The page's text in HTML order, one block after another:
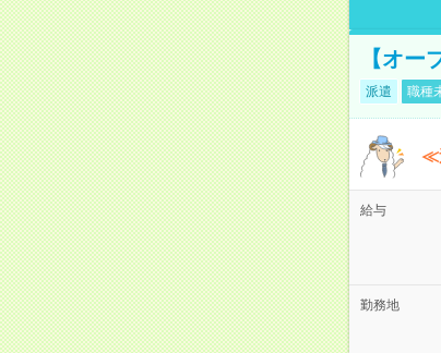
【オ
派遣 職種
≪
給与
勤務地